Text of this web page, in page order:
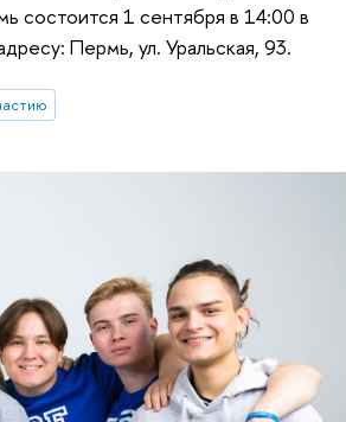
состоится 1 сентября в 14:00 в
Пермь, ул. Уральская, 93.